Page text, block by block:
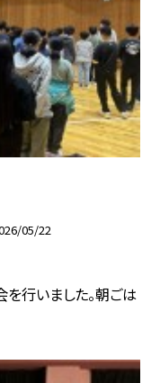
05/22
行いました。朝ごは